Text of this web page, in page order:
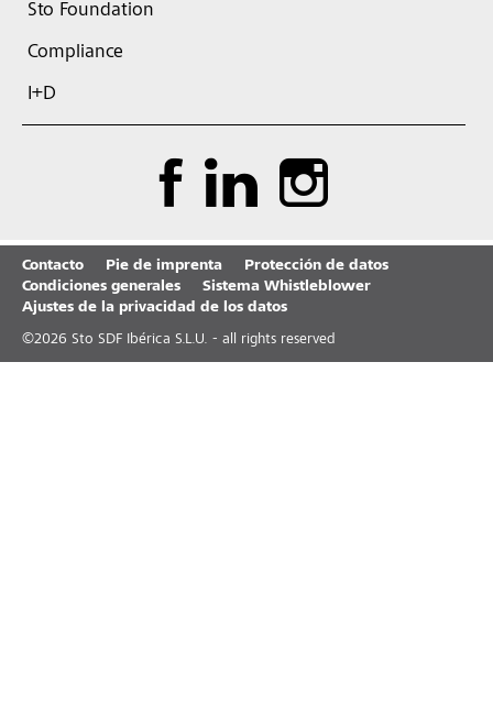
Sto Foundation
Compliance
I+D
Contacto Pie de imprenta
Protección de datos
Condiciones generales
Sistema Whistleblower
Ajustes de la privacidad de los datos
©2026 Sto SDF Ibérica S.L.U. - all rights reserved